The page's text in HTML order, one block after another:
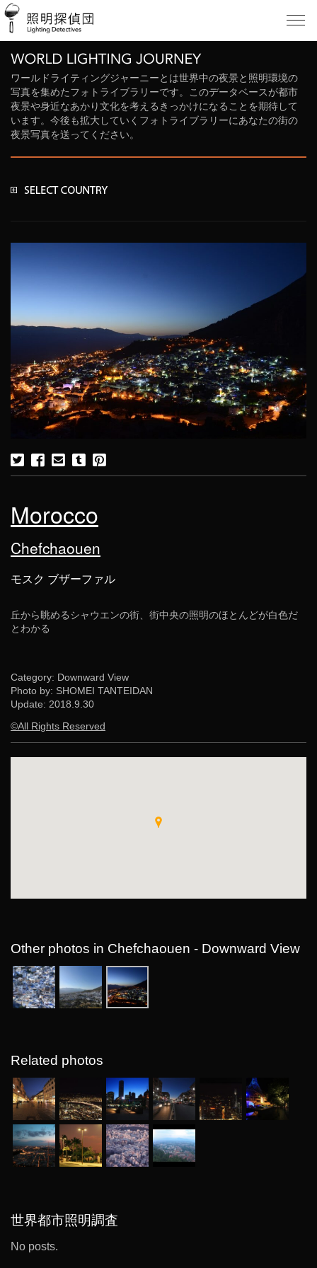
ワールドライティングジャーニーとは世界中の夜景と照明環境の
写真を集めたフォトライブラリーです。このデータベースが都市
夜景や身近なあかり文化を考えるきっかけになることを期待して
います。今後も拡大していくフォトライブラリーにあなたの街の
夜景写真を送ってください。
Morocco
Chefchaouen
モスク ブザーファル
丘から眺めるシャウエンの街、街中央の照明のほとんどが白色だ
とわかる
Category: Downward View
Photo by: SHOMEI TANTEIDAN
Update: 2018.9.30
©All Rights Reserved
Other photos in Chefchaouen - Downward View
Related photos
世界都市照明調査
No posts.